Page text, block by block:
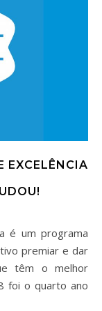
EXCELÊNCIA
premiar e dar
têm o melhor
foi o quarto ano